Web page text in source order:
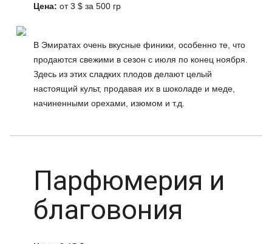
Цена: от 3 $ за 500 гр
В Эмиратах очень вкусные финики, особенно те, что
продаются свежими в сезон с июля по конец ноября.
Здесь из этих сладких плодов делают целый
настоящий культ, продавая их в шоколаде и меде,
начиненными орехами, изюмом и т.д.
Парфюмерия и
благовония